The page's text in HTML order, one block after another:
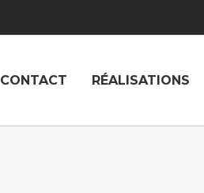
CONTACT RÉALISATIONS